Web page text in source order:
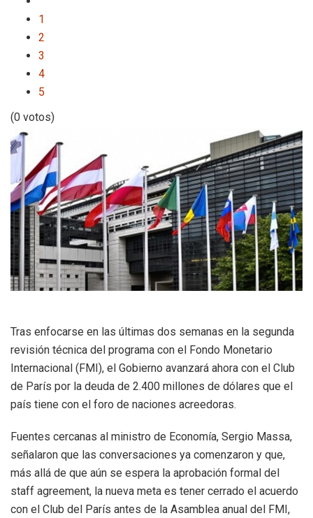
1
2
3
4
5
(0 votos)
Tras enfocarse en las últimas dos semanas en la segunda
revisión técnica del programa con el Fondo Monetario
Internacional (FMI), el Gobierno avanzará ahora con el Club
de París por la deuda de 2.400 millones de dólares que el
país tiene con el foro de naciones acreedoras.
Fuentes cercanas al ministro de Economía, Sergio Massa,
señalaron que las conversaciones ya comenzaron y que,
más allá de que aún se espera la aprobación formal del
staff agreement, la nueva meta es tener cerrado el acuerdo
con el Club del París antes de la Asamblea anual del FMI,